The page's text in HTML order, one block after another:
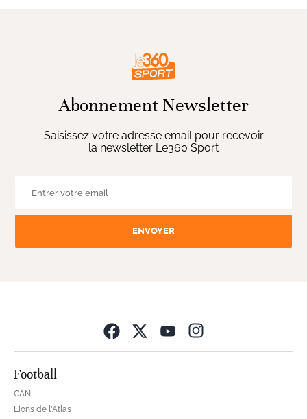
Abonnement Newsletter
Saisissez votre adresse email pour recevoir
la newsletter Le360 Sport
ENVOYER
Football
CAN
Lions de l'Atlas